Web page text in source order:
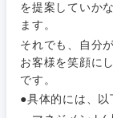
を提案していか
ます。
それでも、自分
お客様を笑顔に
です。
●具体的には、以
経営ボー
ド
管理
経営ボード
管理
自動車
秋田県
宮城県
推奨年齢